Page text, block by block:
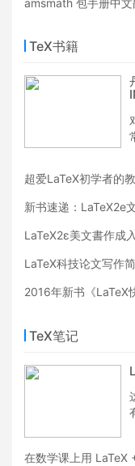
TeX书籍
超爱LaTeX初学者的
新书速递：LaTeX2e
LaTeX2ε美文書作成
LaTeX科技论文写作
2016年新书《LaTeX
TeX笔记
在数学课上用 LaTeX